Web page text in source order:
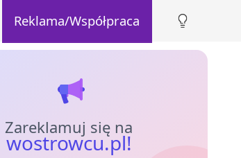
Reklama/Współpraca
Zareklamuj się na
wostrowcu.pl!